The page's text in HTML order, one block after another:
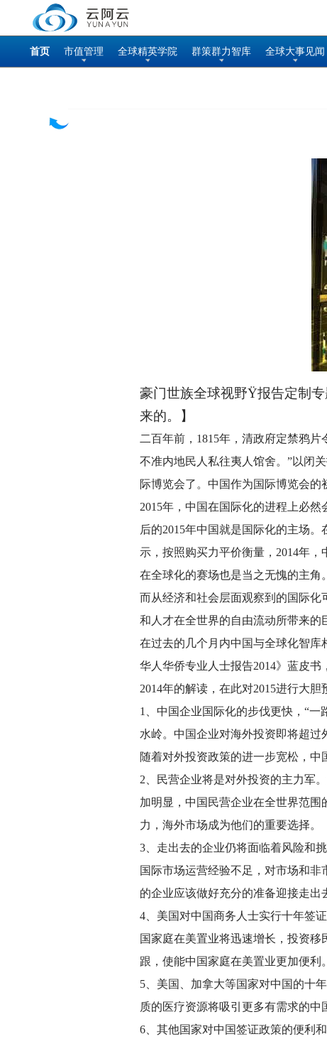
首页 市值管理 全球精英学院 群策群力智库 全球大事见闻
豪门世族全球视野Ÿ报告定制
来的。】
二百年前，1815年，清政府定禁鸦
不准内地民人私往夷人馆舍。”以闭
际博览会了。中国作为国际博览会的
2015年，中国在国际化的进程上必
后的2015年中国就是国际化的主场
示，按照购买力平价衡量，2014年
在全球化的赛场也是当之无愧的主角
而从经济和社会层面观察到的国际化
和人才在全世界的自由流动所带来的
在过去的几个月内中国与全球化智库
华人华侨专业人士报告2014》蓝皮
2014年的解读，在此对2015进行大胆
1、中国企业国际化的步伐更快，“
水岭。中国企业对海外投资即将超过
随着对外投资政策的进一步宽松，中
2、民营企业将是对外投资的主力军
加明显，中国民营企业在全世界范
力，海外市场成为他们的重要选择。
3、走出去的企业仍将面临着风险和
国际市场运营经验不足，对市场和
的企业应该做好充分的准备迎接走出
4、美国对中国商务人士实行十年签
国家庭在美置业将迅速增长，投资
跟，使能中国家庭在美置业更加便利
5、美国、加拿大等国家对中国的十
质的医疗资源将吸引更多有需求的中
6、其他国家对中国签证政策的便利